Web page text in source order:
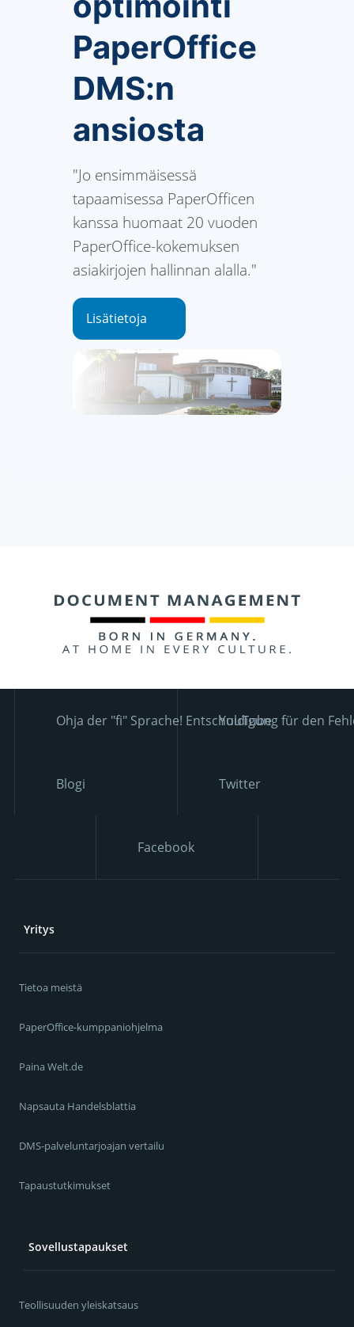
PaperOffice
DMS:n
ansiosta
"Jo ensimmäisessä
tapaamisessa PaperOfficen
kanssa huomaat 20 vuoden
PaperOffice-kokemuksen
asiakirjojen hallinnan alalla."
Lisätietoja
Ohja der "fi" Sprache! Entschuldigung für den
YouTube
Blogi Twitter
Facebook
Yritys
Tietoa meistä
PaperOffice-kumppaniohjelma
Paina Welt.de
Napsauta Handelsblattia
DMS-palveluntarjoajan vertailu
Tapaustutkimukset
Sovellustapaukset
Teollisuuden yleiskatsaus